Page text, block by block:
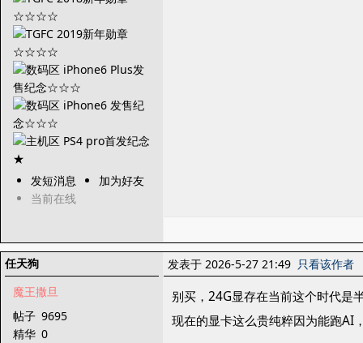
发短消息
加为好友
当前在线
任天狗
魔王撒旦
帖子 9695
精华 0
发表于 2026-5-27 21:49 只看该作者
别买，24G显存在当前这个时代是
现在的显卡这么贵纯粹因为能跑AI